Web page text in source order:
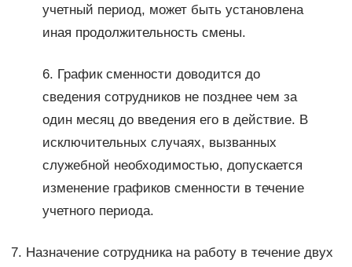
учетный период, может быть установлена
иная продолжительность смены.
6. График сменности доводится до
сведения сотрудников не позднее чем за
один месяц до введения его в действие. В
исключительных случаях, вызванных
служебной необходимостью, допускается
изменение графиков сменности в течение
учетного периода.
7. Назначение сотрудника на работу в течение двух